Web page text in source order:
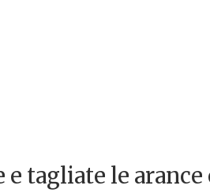
e tagliate le